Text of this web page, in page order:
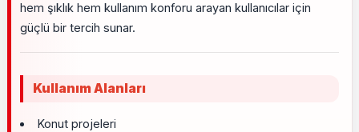
hem şıklık hem kullanım konforu arayan kullanıcılar için
güçlü bir tercih sunar.
Kullanım Alanları
Konut projeleri